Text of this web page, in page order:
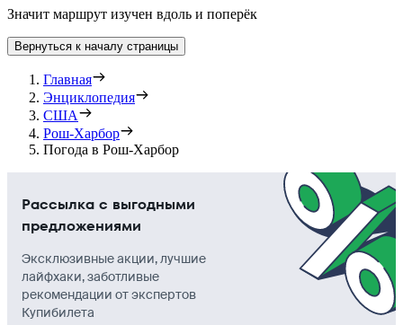
Значит маршрут изучен вдоль и поперёк
Вернуться к началу страницы
Главная
Энциклопедия
США
Рош-Харбор
Погода в Рош-Харбор
Рассылка с выгодными
предложениями
Эксклюзивные акции, лучшие
лайфхаки, заботливые
рекомендации от экспертов
Купибилета